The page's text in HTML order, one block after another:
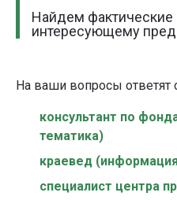
Найдем фактические
интересующему
На ваши вопросы ответят
консультант по
тематика)
краевед
специалист центра